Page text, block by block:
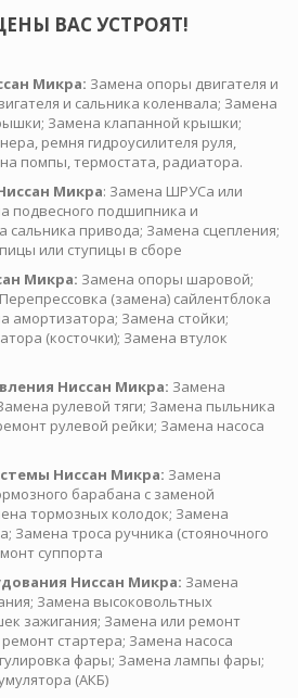
ВАС УСТРОЯТ!
Микра: Замена опоры двигателя и
и сальника коленвала; Замена
Замена клапанной крышки;
ремня гидроусилителя руля,
помпы, термостата, радиатора.
Микра: Замена ШРУСа или
подвесного подшипника и
сальника привода; Замена сцепления;
или ступицы в сборе
Микра: Замена опоры шаровой;
(замена) сайлентблока
амортизатора; Замена стойки;
(косточки); Замена втулок
Ниссан Микра: Замена
рулевой тяги; Замена пыльника
рулевой рейки; Замена насоса
Ниссан Микра: Замена
барабана с заменой
тормозных колодок; Замена
Замена троса ручника (стояночного
суппорта
Ниссан Микра: Замена
Замена высоковольтных
зажигания; Замена или ремонт
стартера; Замена насоса
фары; Замена лампы фары;
(АКБ)